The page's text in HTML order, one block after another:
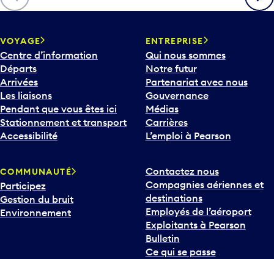
VOYAGE
Centre d’information
Départs
Arrivées
Les liaisons
Pendant que vous êtes ici
Stationnement et transport
Accessibilité
ENTREPRISE
Qui nous sommes
Notre futur
Partenariat avec nous
Gouvernance
Médias
Carrières
L’emploi à Pearson
COMMUNAUTÉ
Participez
Gestion du bruit
Environnement
Contactez nous
Compagnies aériennes et
destinations
Employés de l’aéroport
Exploitants à Pearson
Bulletin
Ce qui se passe